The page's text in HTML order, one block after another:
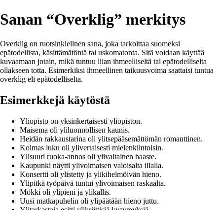
Sanan “Overklig” merkitys
Overklig on ruotsinkielinen sana, joka tarkoittaa suomeksi
epätodellista, käsittämätöntä tai uskomatonta. Sitä voidaan käyttää
kuvaamaan jotain, mikä tuntuu liian ihmeelliseltä tai epätodelliselta
ollakseen totta. Esimerkiksi ihmeellinen taikuusvoima saattaisi tuntua
overklig eli epätodelliselta.
Esimerkkejä käytöstä
Yliopisto on yksinkertaisesti yliopiston.
Maisema oli yliluonnollisen kaunis.
Heidän rakkaustarina oli ylitsepääsemättömän romanttinen.
Kolmas luku oli ylivertaisesti mielenkiintoisin.
Ylisuuri ruoka-annos oli ylivaltainen haaste.
Kaupunki näytti ylivoimaisen valoisalta illalla.
Konsertti oli ylistetty ja ylikihelmöivän hieno.
Ylipitkä työpäivä tuntui ylivoimaisen raskaalta.
Mökki oli ylipieni ja ylikallis.
Uusi matkapuhelin oli ylipäätään hieno juttu.